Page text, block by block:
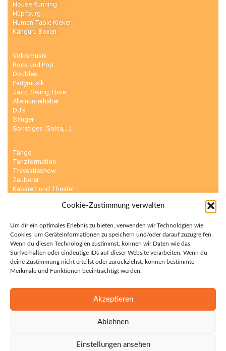
Cookie-Zustimmung verwalten
Um dir ein optimales Erlebnis zu bieten, verwenden wir Technologien wie
Cookies, um Geräteinformationen zu speichern und/oder darauf zuzugreifen.
Wenn du diesen Technologien zustimmst, können wir Daten wie das
Surfverhalten oder eindeutige IDs auf dieser Website verarbeiten. Wenn du
deine Zustimmung nicht erteilst oder zurückziehst, können bestimmte
Merkmale und Funktionen beeinträchtigt werden.
Akzeptieren
Ablehnen
Einstellungen ansehen
House Running
Hüpfburg
Human Table Kicker
Känguru Boxen
Volksmusik
Rock und Pop
Doubles
Partymusik
Jazz, Swing, Dixie
Alleinunterhalter
DJ’s
Sänger
Sonstiges (Salsa,…)
Tango
Tanzformation
Travestieshow
Zauberer
Kabarett und Theater
Kinderunterhaltung
Luftballonmodellierer
Sumo Ringer
Surfsimulator
Torwandschießen
Sensationsdarsteller
StaußEvents © 2022